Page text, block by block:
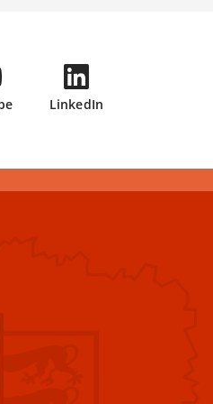
LinkedIn